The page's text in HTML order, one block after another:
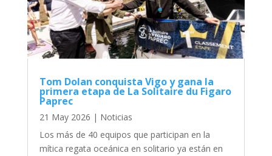
Tom Dolan conquista Vigo y gana la
primera etapa de La Solitaire du Figaro
Paprec
21 May 2026 | Noticias
Los más de 40 equipos que participan en la
mítica regata oceánica en solitario ya están en